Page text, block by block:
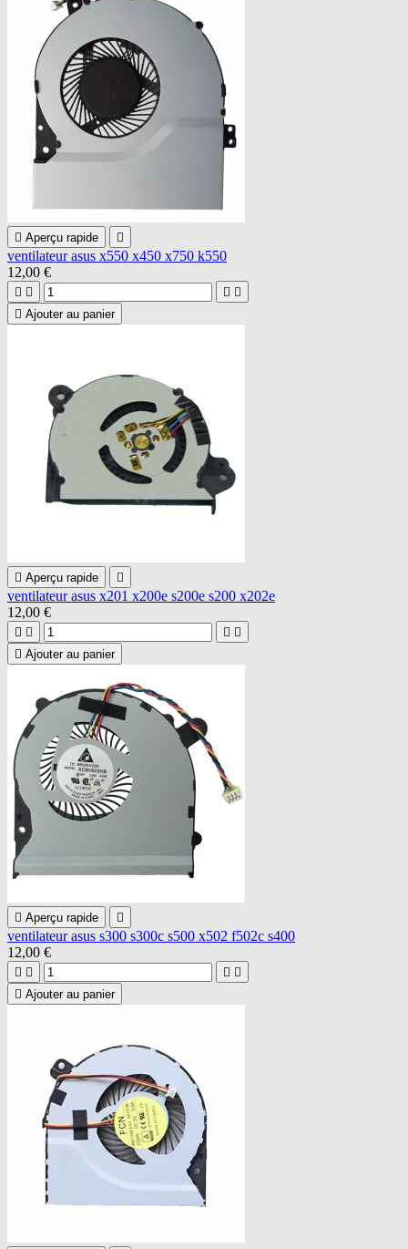
 Aperçu rapide 
ventilateur asus x550 x450 x750 k550
12,00 €
   
 Ajouter au panier
 Aperçu rapide 
ventilateur asus x201 x200e s200e s200 x202e
12,00 €
   
 Ajouter au panier
 Aperçu rapide 
ventilateur asus s300 s300c s500 x502 f502c s400
12,00 €
   
 Ajouter au panier